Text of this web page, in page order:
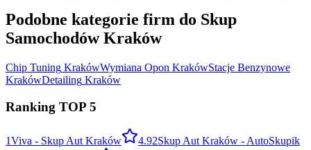
Podobne kategorie firm do Skup
Samochodów Kraków
Chip Tuning KrakówWymiana Opon KrakówStacje Benzynowe
KrakówDetailing Kraków
Ranking TOP 5
1Viva - Skup Aut Kraków 4.92Skup Aut Kraków - AutoSkupik